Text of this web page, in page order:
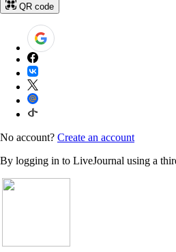
QR code
No account? Create an account
By logging in to LiveJournal using a